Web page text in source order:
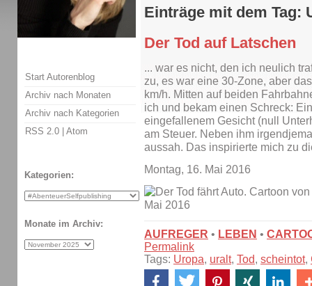
Einträge mit dem Tag:
Der Tod auf Latschen
... war es nicht, den ich neulich
zu, es war eine 30-Zone, aber
km/h. Mitten auf beiden
ich und bekam einen Schreck:
eingefallenem Gesicht (null
am Steuer. Neben ihm
aussah. Das inspirierte mich zu
Montag, 16. Mai 2016
AUFREGER • LEBEN •
Permalink
Tags: Uropa, uralt, Tod, scheintot,
Start Autorenblog
Archiv nach Monaten
Archiv nach Kategorien
RSS 2.0 | Atom
Kategorien:
Monate im Archiv: